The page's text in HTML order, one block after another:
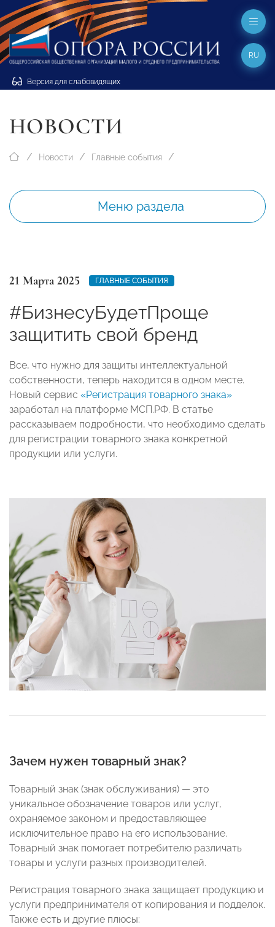
Версия для слабовидящих
RU
НОВОСТИ
Новости Главные события
Меню раздела
21 Марта 2025 ГЛАВНЫЕ СОБЫТИЯ
#БизнесуБудетПроще
защитить свой бренд
Все, что нужно для защиты интеллектуальной
собственности, теперь находится в одном месте.
Новый сервис «Регистрация товарного знака»
заработал на платформе МСП.РФ. В статье
рассказываем подробности, что необходимо сделать
для регистрации товарного знака конкретной
продукции или услуги.
Зачем нужен товарный знак?
Товарный знак (знак обслуживания) — это
уникальное обозначение товаров или услуг,
охраняемое законом и предоставляющее
исключительное право на его использование.
Товарный знак помогает потребителю различать
товары и услуги разных производителей.
Регистрация товарного знака защищает продукцию и
услуги предпринимателя от копирования и подделок.
Также есть и другие плюсы: